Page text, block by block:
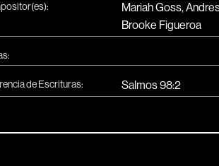
Mariah Goss,
Brooke Figueroa
de Escrituras: Salmos 98:2